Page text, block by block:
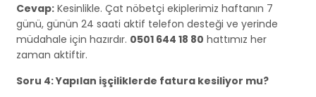
Cevap: Kesinlikle. Çat nöbetçi ekiplerimiz haftanın 7
günü, günün 24 saati aktif telefon desteği ve yerinde
müdahale için hazırdır. 0501 644 18 80 hattımız her
zaman aktiftir.
Soru 4: Yapılan işçiliklerde fatura kesiliyor mu?